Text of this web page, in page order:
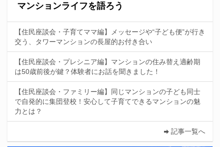
マンションライフを語ろう
【住民座談会・子育てママ編】メッセージや“子ども便”が行き
交う、タワーマンションの長屋的お付き合い
【住民座談会・プレシニア編】マンションの住み替え適齢期
は50歳前後が鍵？体験者にお話を聞きました！
【住民座談会・ファミリー編】同じマンションの子ども同士
で自発的に集団登校！安心して子育てできるマンションの魅
力とは？
記事一覧へ